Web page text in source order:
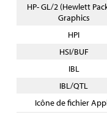
HP- GL/2 (Hewlett
Graphics
HPI
HSI/BUF
IBL
IBL/QTL
Icône de fichier